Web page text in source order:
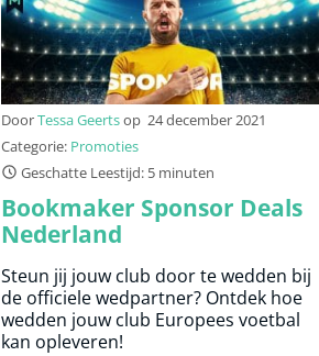
DoorTessa Geertsop 24 december 2021
Categorie: Promoties
Geschatte Leestijd: 5 minuten
Bookmaker Sponsor Deals
Nederland
Steun jij jouw club door te wedden bij
de officiele wedpartner? Ontdek hoe
wedden jouw club Europees voetbal
kan opleveren!